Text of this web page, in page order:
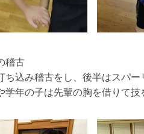
稽古
ち込み稽古をし、後半はスパー
学年の子は先輩の胸を借りて